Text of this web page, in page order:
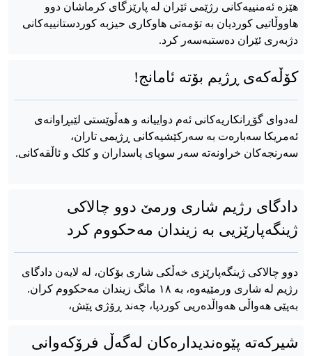
هێزە ئەمنییەکانی رژێمی ئێران لە پارێزگای کرماشان دوو
هاووڵاتیی کوردیان بە تۆمەتی هاوکاری حیزبە کوردستانییەکانی
دژبەری ئێران دەستبەسەر کرد.
کۆڵەکەی ڕژیم بۆتە ئامانج!
لەدوای گۆڕانکاریەکانی ئەم دواییانە و هەڵوێستی لێبڕاوانەی
ئەمریکا سەبارەت بە سەرکێشیەکانی ڕژیمی تاران،
سەرنجەکان خراونەتە سەر سوپای پاسداران و کلک و ئاڵقەکانی.
دادگای رژیم شاری ورمێ دوو چالاکی
ژینگەپارێزیی بە زیندان مەحکووم کرد
دوو چالاکی ژینگەپارێزی خەڵکی شاری بۆکان، لە لایەن دادگای
رژیم لە شاری ورمێیەوە، بە ١٨ مانگ زیندان مەحکووم کران.
بەپێی هەواڵی هەواڵدەریی کوردپا، چەند ڕۆژی پێش،
شیرکەتە پێوەندیدارەکان لەگەڵ فرۆکەوانی